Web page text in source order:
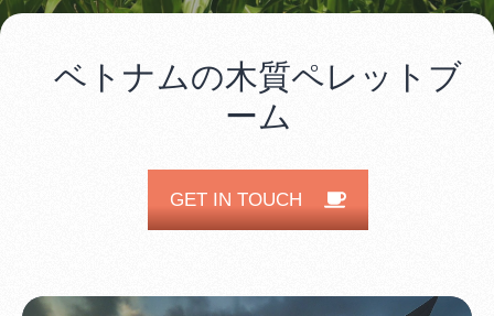
ベトナムの木質ペレットブ
ーム
GET IN TOUCH